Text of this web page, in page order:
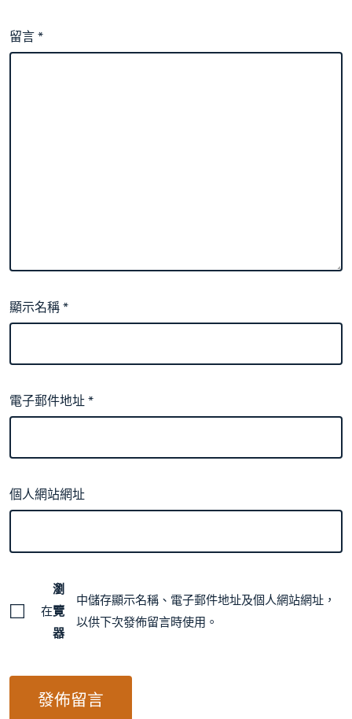
留言*
顯示名稱*
電子郵件地址*
個人網站網址
在
瀏
覽
器
中儲存顯示名稱、電子郵件地址及個人網站網址，
以供下次發佈留言時使用。